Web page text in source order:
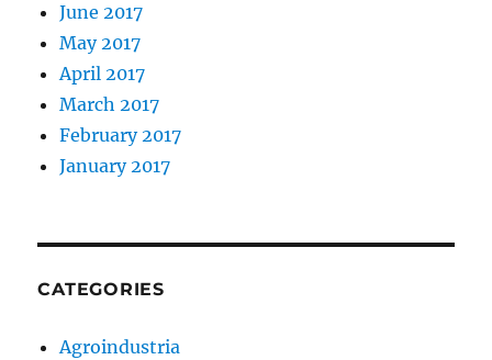
June 2017
May 2017
April 2017
March 2017
February 2017
January 2017
CATEGORIES
Agroindustria